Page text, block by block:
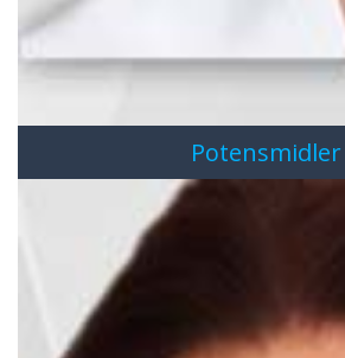
Potensmidler